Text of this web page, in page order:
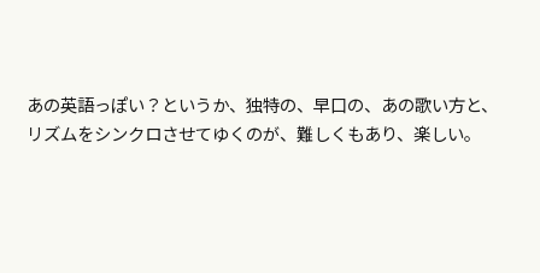
あの英語っぽい？というか、独特の、早口の、あの歌い方と、
リズムをシンクロさせてゆくのが、難しくもあり、楽しい。